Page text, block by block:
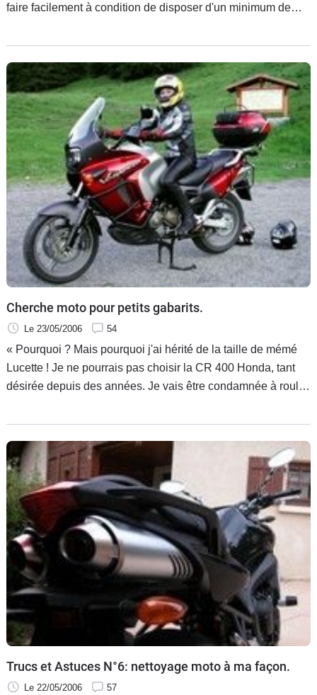
faire facilement à condition de disposer d'un minimum de
Cherche moto pour petits gabarits.
Le 23/05/2006 54
« Pourquoi ? Mais pourquoi j'ai hérité de la taille de mémé
Lucette ! Je ne pourrais pas choisir la CR 400 Honda, tant
désirée depuis des années. Je vais être condamnée à rouler
des motardes de petite taille ne s'est jamais fait cette
réflexion ?
Trucs et Astuces N°6: nettoyage moto à ma façon.
Le 22/05/2006 57